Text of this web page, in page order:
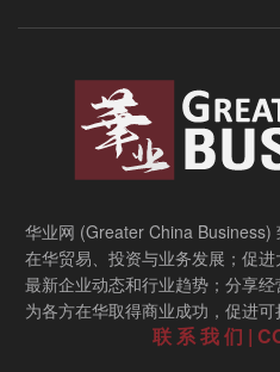
华业网 (Greater China Business)
在华贸易、投资与业务发展；促
最新企业动态和行业趋势；分享
为各方在华取得商业成功，促进可
联 系 我 们 |